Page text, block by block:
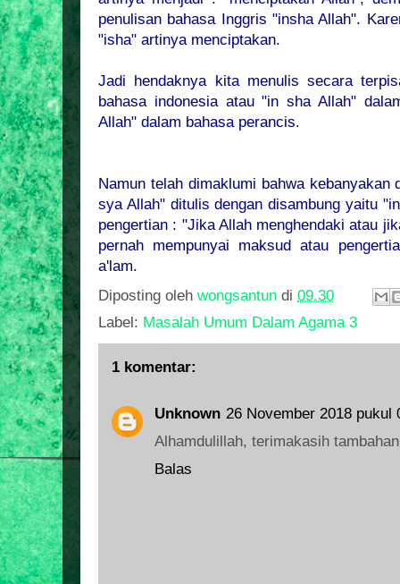
penulisan bahasa Inggris "insha Allah".
"isha" artinya menciptakan.
Jadi hendaknya kita menulis secara
bahasa indonesia atau "in sha Allah"
Allah" dalam bahasa perancis.
Namun telah dimaklumi bahwa
sya Allah" ditulis dengan disambung yaitu
pengertian : "Jika Allah menghendaki atau
pernah mempunyai maksud atau
a'lam.
Diposting oleh wongsantun di 09.30
Label: Masalah Umum Dalam Agama 3
1 komentar:
Unknown 26 November 2018 pukul
Alhamdulillah, terimakasih
Balas